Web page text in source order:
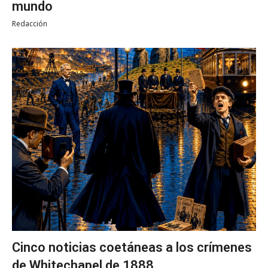
mundo
Redacción
Cinco noticias coetáneas a los crímenes